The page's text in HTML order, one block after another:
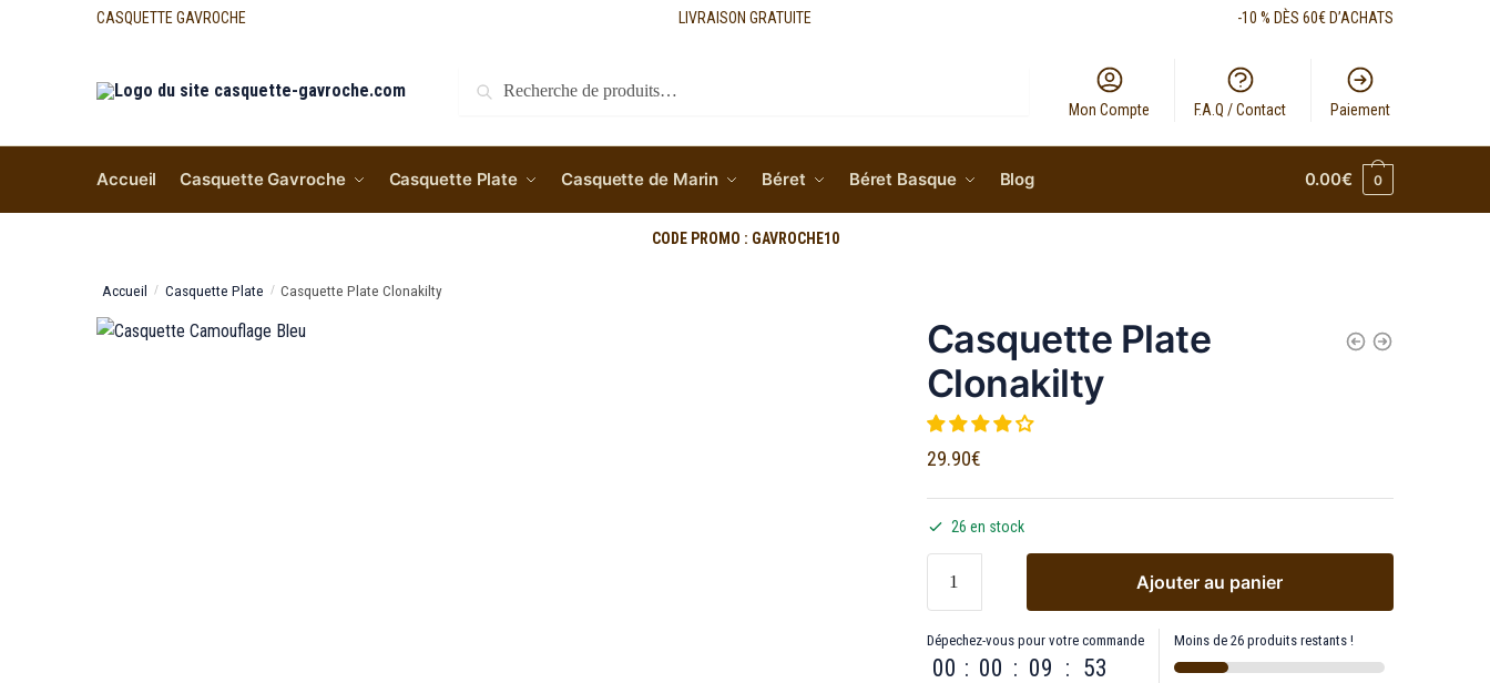
CASQUETTE GAVROCHE LIVRAISON GRATUITE -10 % DÈS 60€ D’ACHATS
Recherche
Mon Compte F.A.Q / Contact Paiement
Accueil Casquette Gavroche Casquette Plate Casquette de Marin Béret Béret Basque Blog 0.00€ 0
CODE PROMO : GAVROCHE10
Accueil / Casquette Plate / Casquette Plate Clonakilty
Casquette Plate
Clonakilty
29.90€
26 en stock
Ajouter au panier
Dépechez-vous pour votre commande
00 : 00 : 09 : 53
Moins de 26 produits restants !